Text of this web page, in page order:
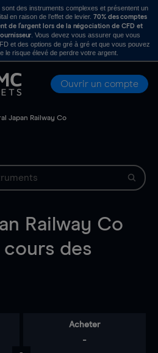
des instruments complexes et présentent un
en raison de l’effet de levier. 70% des comptes
de l’argent lors de la négociation de CFD et
. Vous devez vous assurer que vous
et des options de gré à gré et que vous pouvez
le risque élevé de perdre votre argent.
Ouvrir un compte
Japan Railway Co
Railway Co
cours des
Acheter
-